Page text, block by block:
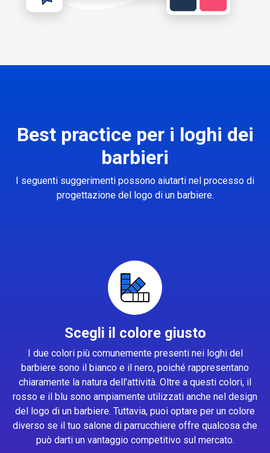
Best practice per i loghi dei
barbieri
I seguenti suggerimenti possono aiutarti nel processo di
progettazione del logo di un barbiere.
Scegli il colore giusto
I due colori più comunemente presenti nei loghi del
barbiere sono il bianco e il nero, poiché rappresentano
chiaramente la natura dell’attività. Oltre a questi colori, il
rosso e il blu sono ampiamente utilizzati anche nel design
del logo di un barbiere. Tuttavia, puoi optare per un colore
diverso se il tuo salone di parrucchiere offre qualcosa che
può darti un vantaggio competitivo sul mercato.